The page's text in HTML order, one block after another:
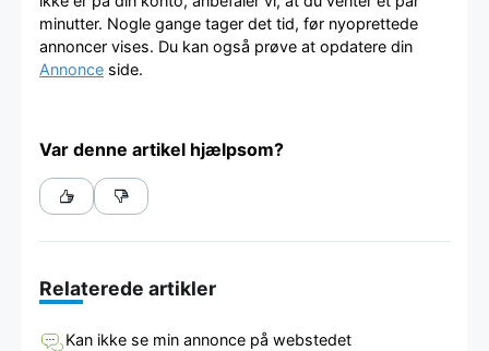
minutter. Nogle gange tager det tid, før nyoprettede
annoncer vises. Du kan også prøve at opdatere din
Annonce side.
Var denne artikel hjælpsom?
Relaterede artikler
Kan ikke se min annonce på webstedet